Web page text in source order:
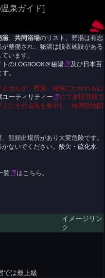
泉ガイド]
湯、共同浴場のリスト。野湯は有志
整備され、秘湯は脱衣施設がある
います。
トのLOGBOOK＠秘湯 及び日本百
。
せんが、野湯・秘湯にかかわる山
ユーティリティー
にて参照可能で
にその山岳を表示し、地理院地図
熊頻出場所があり大変危険です。
ないでください。酸欠・硫化水
覧 はこちら。
イメージリン
ク
では最上級